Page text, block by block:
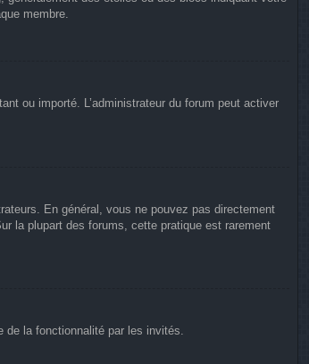
membre.
ou importé. L’administrateur du forum peut activer
En général, vous ne pouvez pas directement
la plupart des forums, cette pratique est rarement
de la fonctionnalité par les invités.